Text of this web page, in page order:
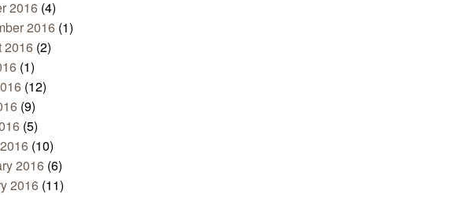
2016 (4)
2016 (1)
2016 (2)
(1)
(12)
(9)
(5)
(10)
2016 (6)
2016 (11)